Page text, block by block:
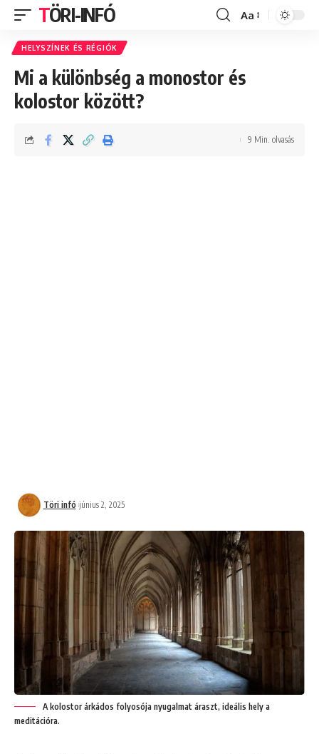
TÖRI-INFÓ
Font
Aa
HELYSZÍNEK ÉS RÉGIÓK
Mi a különbség a monostor és
kolostor között?
Töri infó június 2, 2025
9 Min. olvasás
A kolostor árkádos folyosója nyugalmat áraszt, ideális hely a
meditációra.